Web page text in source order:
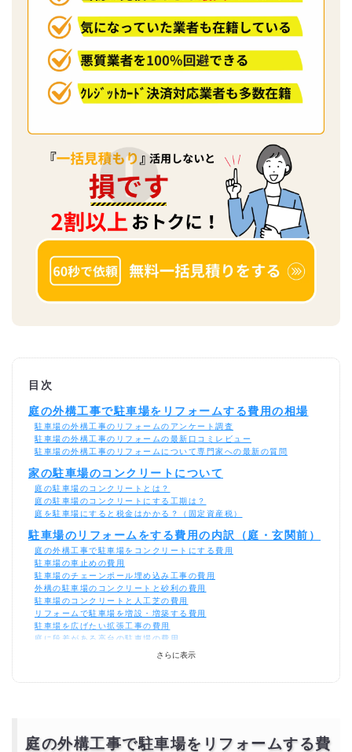
目次
庭の外構工事で駐車場をリフォームする費用の相場
駐車場の外構工事のリフォームのアンケート調査
駐車場の外構工事のリフォームの最新口コミレビュー
駐車場の外構工事のリフォームについて専門家への最新の質問
家の駐車場のコンクリートについて
庭の駐車場のコンクリートとは？
庭の駐車場のコンクリートにする工期は？
庭を駐車場にすると税金はかかる？（固定資産税）
駐車場のリフォームをする費用の内訳（庭・玄関前）
庭の外構工事で駐車場をコンクリートにする費用
駐車場の車止めの費用
駐車場のチェーンポール埋め込み工事の費用
外構の駐車場のコンクリートと砂利の費用
駐車場のコンクリートと人工芝の費用
リフォームで駐車場を増設・増築する費用
駐車場を広げたい拡張工事の費用
庭に段差がある高台の駐車場の費用
駐車場リフォームのビフォーアフター施工事例【画
庭の駐車場のコンクリートをDIY（自分で）の費用は
さらに表示
庭の外構工事で駐車場をリフォームする費